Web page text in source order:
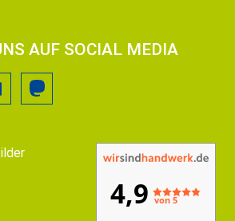
AUF SOCIAL MEDIA
4,9 von 5